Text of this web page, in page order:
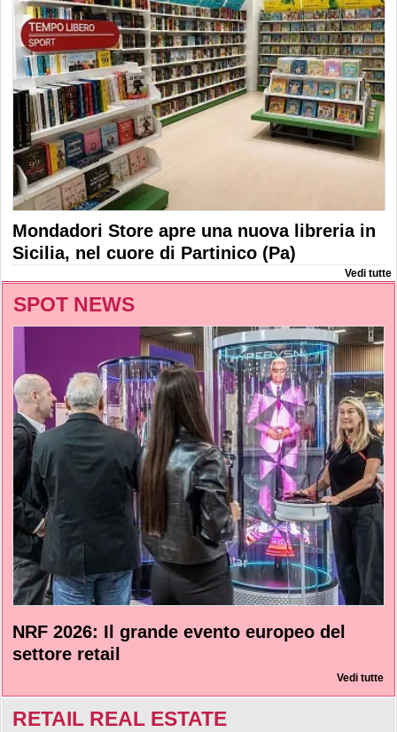
Mondadori Store apre una nuova libreria in
Sicilia, nel cuore di Partinico (Pa)
Vedi tutte
SPOT NEWS
NRF 2026: Il grande evento europeo del
settore retail
Vedi tutte
RETAIL REAL ESTATE